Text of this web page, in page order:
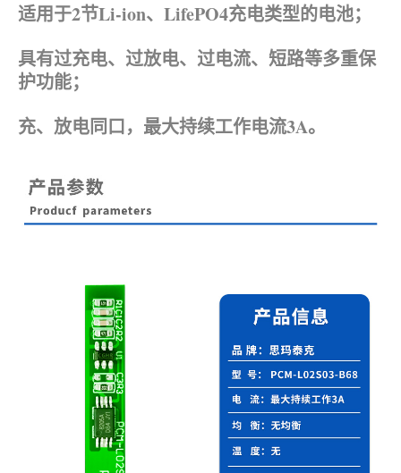
适用于2节Li-ion、 LifePO4充电类型的电池；
具有过充电、过放电、过电流、短路等多重保
护功能；
充、放电同口，最大持续工作电流3A。